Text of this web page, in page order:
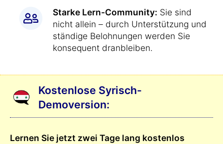
Starke Lern-Community: Sie sind
nicht allein – durch Unterstützung und
ständige Belohnungen werden Sie
konsequent dranbleiben.
Kostenlose Syrisch-
Demoversion:
Lernen Sie jetzt zwei Tage lang kostenlos